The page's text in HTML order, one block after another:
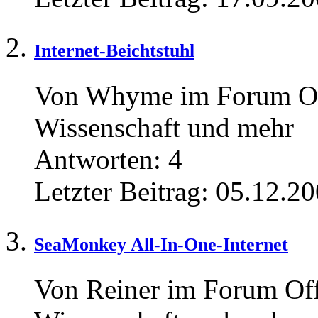
Internet-Beichtstuhl
Von Whyme im Forum
Wissenschaft und mehr
Antworten: 4
Letzter Beitrag:
SeaMonkey All-In-One-Internet
Von Reiner im Forum